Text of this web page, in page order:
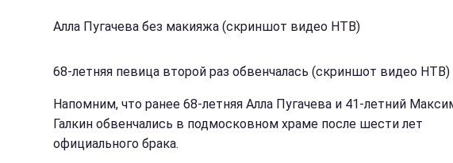
Алла Пугачева без макияжа (скриншот видео НТВ)
68-летняя певица второй раз обвенчалась (скриншот видео НТВ)
Напомним, что ранее 68-летняя Алла Пугачева и 41-летний
Галкин обвенчались в подмосковном храме после шести лет
официального брака.